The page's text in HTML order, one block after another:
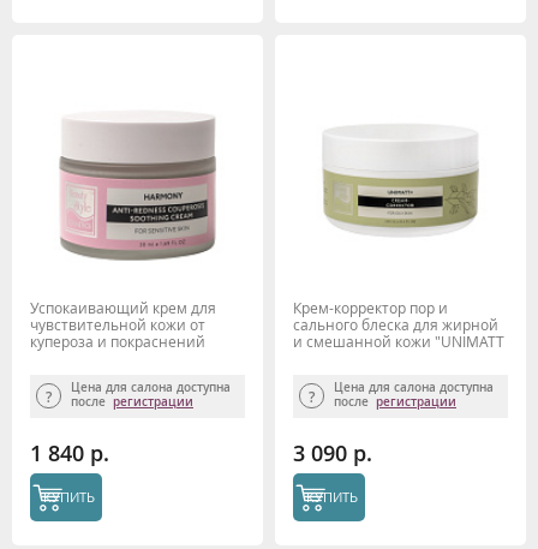
Успокаивающий крем для
чувствительной кожи от
купероза и покраснений
Цена для салона доступна
после регистрации
1 840 р.
КУПИТЬ
Крем-корректор пор и
сального блеска для жирной
и смешанной кожи "UNIMATT
Цена для салона доступна
после регистрации
3 090 р.
КУПИТЬ